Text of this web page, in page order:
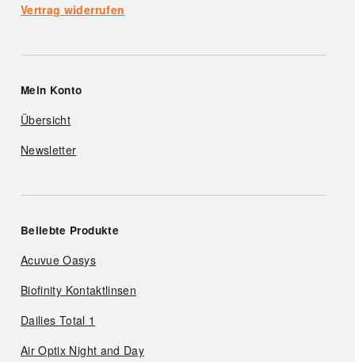
Vertrag widerrufen
Mein Konto
Übersicht
Newsletter
Beliebte Produkte
Acuvue Oasys
Biofinity Kontaktlinsen
Dailies Total 1
Air Optix Night and Day